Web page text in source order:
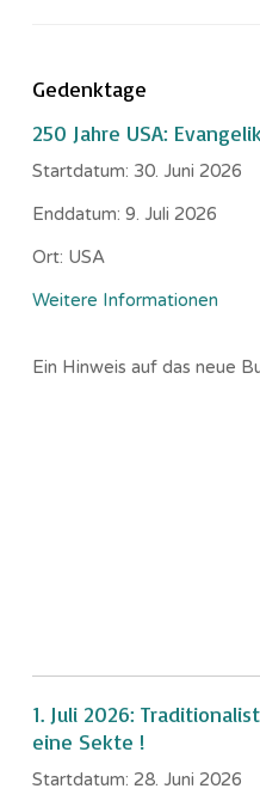
Gedenktage
250 Jahre USA:
Startdatum: 30. Juni 2026
Enddatum: 9. Juli 2026
Ort: USA
Weitere Informationen
Ein Hinweis auf das neue
1. Juli 2026:
eine Sekte !
Startdatum: 28. Juni 2026